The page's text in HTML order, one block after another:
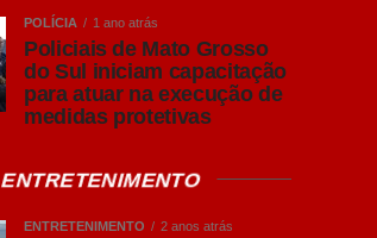
POLÍCIA 1 ano atrás
Policiais de Mato Grosso
do Sul iniciam capacitação
para atuar na execução de
medidas protetivas
ENTRETENIMENTO
ENTRETENIMENTO 2 anos atrás